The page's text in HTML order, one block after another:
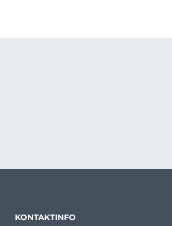
KONTAKTINFO